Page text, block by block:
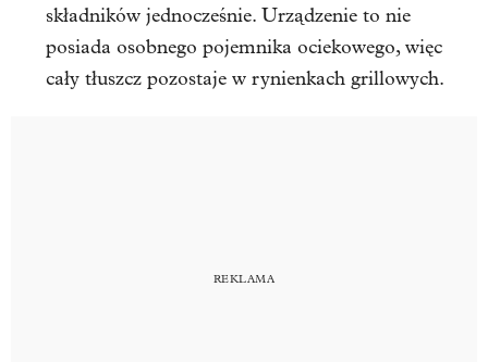
składników jednocześnie. Urządzenie to nie
posiada osobnego pojemnika ociekowego, więc
cały tłuszcz pozostaje w rynienkach grillowych.